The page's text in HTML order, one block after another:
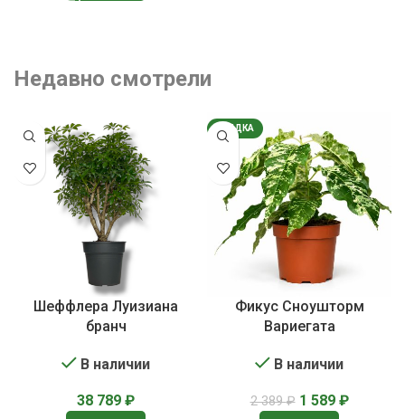
Недавно смотрели
Шеффлера Луизиана
бранч
В наличии
38 789 ₽
СКИДКА
Фикус Сноушторм
Вариегата
В наличии
2 389₽ 1 589 ₽